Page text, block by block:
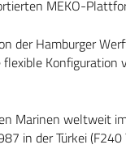
MEKO-
der Hamburger
Marinen weltweit
in der Türkei